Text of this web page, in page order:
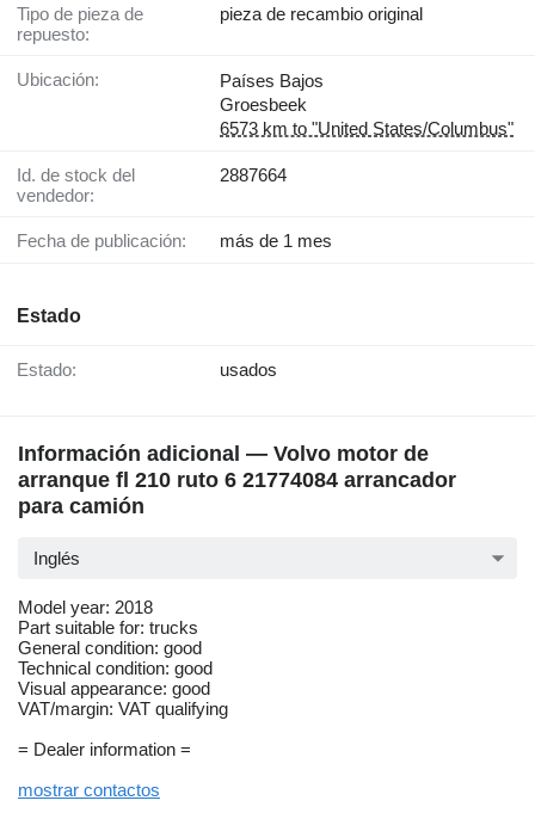
Tipo de pieza de
repuesto:
pieza de recambio original
Ubicación:
Países Bajos
Groesbeek
6573 km to "United States/Columbus"
Id. de stock del
vendedor:
2887664
Fecha de publicación: más de 1 mes
Estado
Estado: usados
Información adicional — Volvo motor de
arranque fl 210 ruto 6 21774084 arrancador
para camión
Inglés
Model year: 2018
Part suitable for: trucks
General condition: good
Technical condition: good
Visual appearance: good
VAT/margin: VAT qualifying
= Dealer information =
mostrar contactos